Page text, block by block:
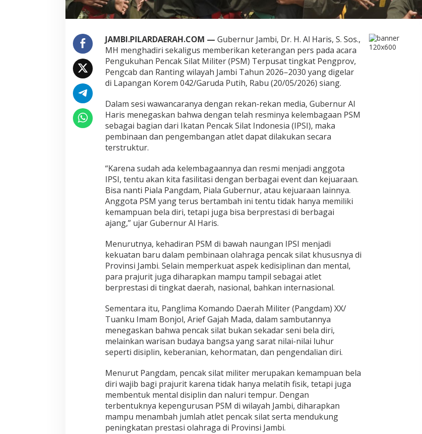
H
a
i
s
D
o
r
o
n
P
e
m
b
i
a
n
d
a
n
E
v
n
K
e
u
a
a
n
JAMBI.PILARDAERAH.COM — Gubernur Jambi, Dr. H. Al Haris, S. Sos.,
MH menghadiri sekaligus memberikan keterangan pers pada acara
Pengukuhan Pencak Silat Militer (PSM) Terpusat tingkat Pengprov,
Pengcab dan Ranting wilayah Jambi Tahun 2026–2030 yang digelar
di Lapangan Korem 042/Garuda Putih, Rabu (20/05/2026) siang.
Dalam sesi wawancaranya dengan rekan-rekan media, Gubernur Al
Haris menegaskan bahwa dengan telah resminya kelembagaan PSM
sebagai bagian dari Ikatan Pencak Silat Indonesia (IPSI), maka
pembinaan dan pengembangan atlet dapat dilakukan secara
terstruktur.
“Karena sudah ada kelembagaannya dan resmi menjadi anggota
IPSI, tentu akan kita fasilitasi dengan berbagai event dan kejuaraan.
Bisa nanti Piala Pangdam, Piala Gubernur, atau kejuaraan lainnya.
Anggota PSM yang terus bertambah ini tentu tidak hanya memiliki
kemampuan bela diri, tetapi juga bisa berprestasi di berbagai
ajang,” ujar Gubernur Al Haris.
Menurutnya, kehadiran PSM di bawah naungan IPSI menjadi
kekuatan baru dalam pembinaan olahraga pencak silat khususnya di
Provinsi Jambi. Selain memperkuat aspek kedisiplinan dan mental,
para prajurit juga diharapkan mampu tampil sebagai atlet
berprestasi di tingkat daerah, nasional, bahkan internasional.
Sementara itu, Panglima Komando Daerah Militer (Pangdam) XX/
Tuanku Imam Bonjol, Arief Gajah Mada, dalam sambutannya
menegaskan bahwa pencak silat bukan sekadar seni bela diri,
melainkan warisan budaya bangsa yang sarat nilai-nilai luhur
seperti disiplin, keberanian, kehormatan, dan pengendalian diri.
Menurut Pangdam, pencak silat militer merupakan kemampuan bela
diri wajib bagi prajurit karena tidak hanya melatih fisik, tetapi juga
membentuk mental disiplin dan naluri tempur. Dengan
terbentuknya kepengurusan PSM di wilayah Jambi, diharapkan
mampu menambah jumlah atlet pencak silat serta mendukung
peningkatan prestasi olahraga di Provinsi Jambi.